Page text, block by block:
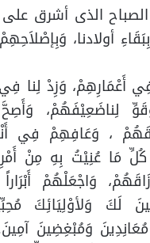
الذى أشرق
أولادنا، وَبِإصْلاَحِهِمْ
أَعْمَارِهِمْ، وَزِدْ لِنا
لِناضَعِيْفَهُمْ، وَأَصِحَّ
، وَعَافِهِمْ
مَا عُنِيْتُ بِهِ مِنْ
وَاجْعَلْهُمْ
لَكَ وَلأوْلِيَائِكَ
وَمُبْغِضِينَ